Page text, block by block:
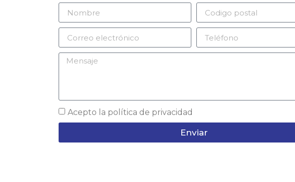
Acepto la política de privacidad
Enviar